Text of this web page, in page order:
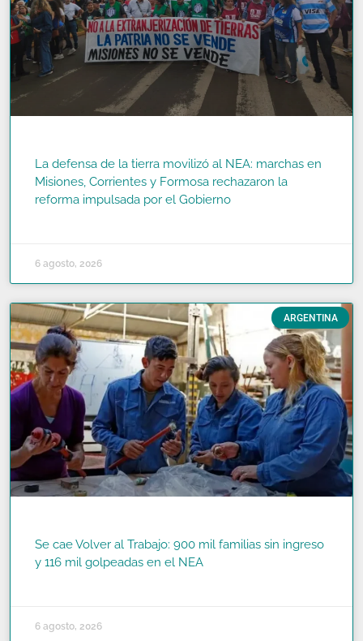
La defensa de la tierra movilizó al NEA: marchas en
Misiones, Corrientes y Formosa rechazaron la
reforma impulsada por el Gobierno
6 agosto, 2026
ARGENTINA
Se cae Volver al Trabajo: 900 mil familias sin ingreso
y 116 mil golpeadas en el NEA
6 agosto, 2026